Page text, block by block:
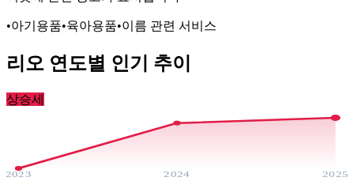
•아기용품•육아용품•이름 관련 서비스
리오 연도별 인기 추이
상승세
2023 2024 2025